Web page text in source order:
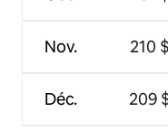
Nov.
Déc.
210
209